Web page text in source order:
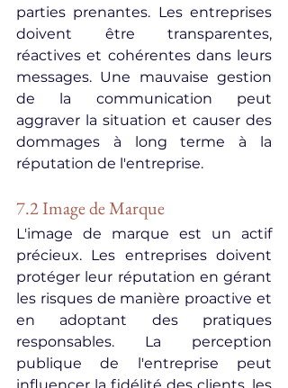
parties prenantes. Les entreprises
doivent être transparentes,
réactives et cohérentes dans leurs
messages. Une mauvaise gestion
de la communication peut
aggraver la situation et causer des
dommages à long terme à la
réputation de l'entreprise.
7.2 Image de Marque
L'image de marque est un actif
précieux. Les entreprises doivent
protéger leur réputation en gérant
les risques de manière proactive et
en adoptant des pratiques
responsables. La perception
publique de l'entreprise peut